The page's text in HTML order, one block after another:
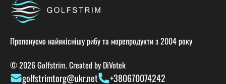
Пропонуємо найякіснішу рибу та морепродукти з 2004 року
© 2026 Golfstrim. Created by DiVotek
golfstrimtorg@ukr.net +380670074242